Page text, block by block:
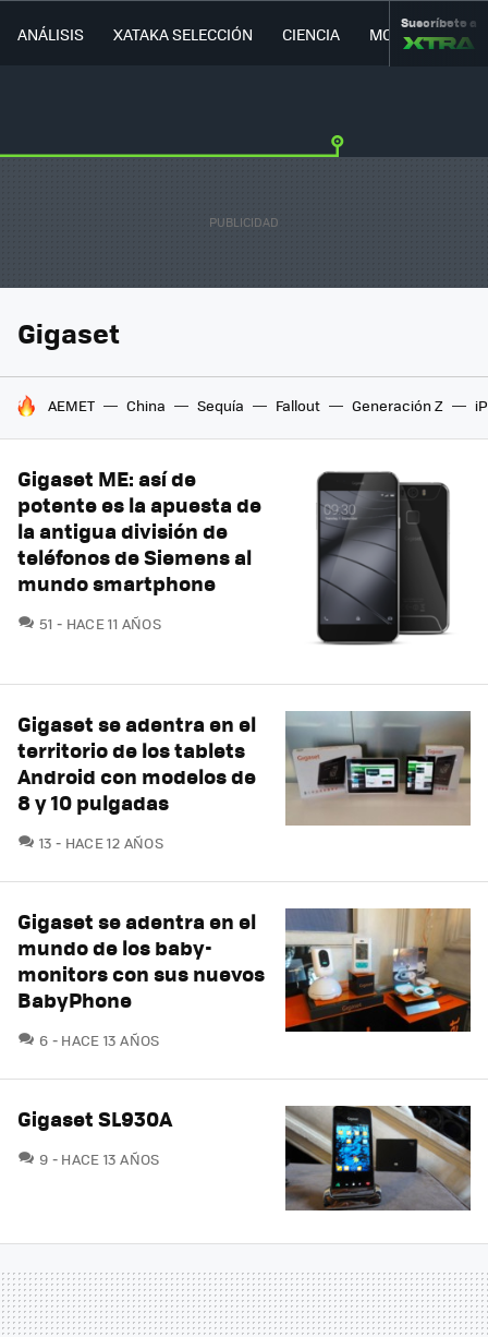
ANÁLISIS XATAKA SELECCIÓN CIENCIA MOVILIDAD
Suscríbete a
Gigaset
HOY SE HABLA DE
AEMET China Sequía Fallout Generación Z
Gigaset ME: así de
potente es la apuesta de
la antigua división de
teléfonos de Siemens al
mundo smartphone
51 COMENTARIOS
HACE 11 AÑOS
Gigaset se adentra en el
territorio de los tablets
Android con modelos de
8 y 10 pulgadas
13 COMENTARIOS
HACE 12 AÑOS
Gigaset se adentra en el
mundo de los baby-
monitors con sus nuevos
BabyPhone
6 COMENTARIOS
HACE 13 AÑOS
Gigaset SL930A
9 COMENTARIOS
HACE 13 AÑOS